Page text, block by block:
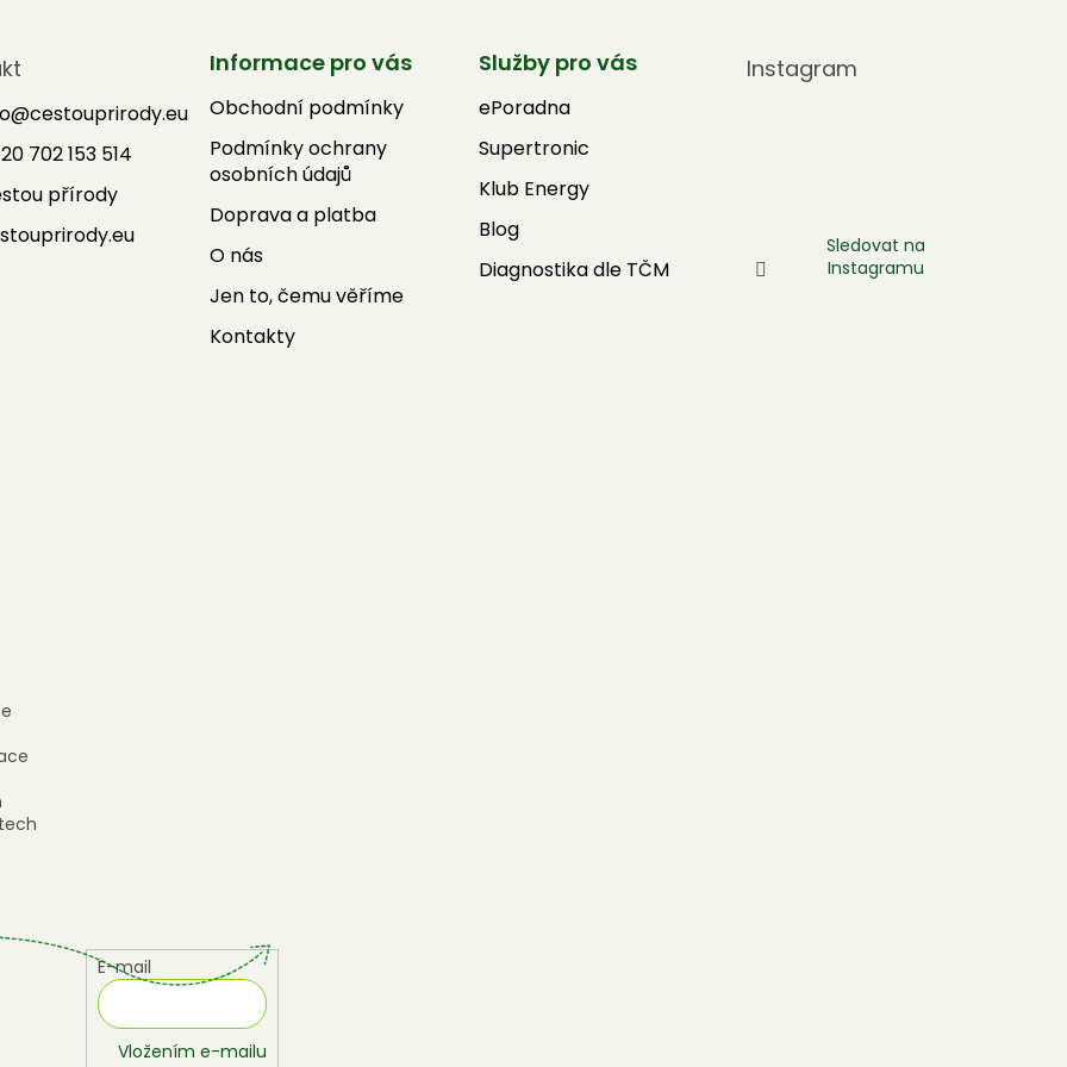
@cestouprirody.eu
702 153 514
přírody
Informace pro vás
Obchodní podmínky
Podmínky ochrany
osobních údajů
Doprava a platba
O nás
Jen to, čemu věříme
Kontakty
Služby pro vás
ePoradna
Supertronic
Klub Energy
Blog
Diagnostika dle TČM
Instagram
Sledovat na
Instagramu
E-mail
Vložením e-mailu